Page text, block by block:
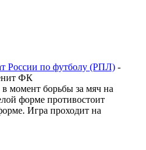
России по футболу (РПЛ) -
ФК